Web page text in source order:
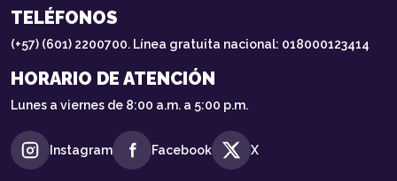
TELÉFONOS
(+57) (601) 2200700. Línea gratuita nacional: 018000123414
HORARIO DE ATENCIÓN
Lunes a viernes de 8:00 a.m. a 5:00 p.m.
Instagram Facebook X